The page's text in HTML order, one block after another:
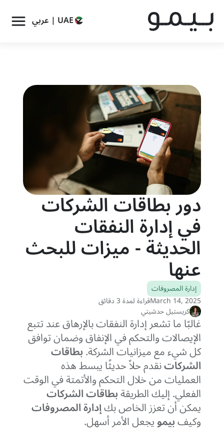
UAE | عربي
دور بطاقات الشركات
في إدارة النفقات
الحديثة - ميزات للبحث
عنها
إدارة المصروفات
March 14, 2025قراءة لمدة 3 دقائق
كريستيل حدشيتي
غالبًا ما تشعر إدارة النفقات بالإرهاق عند تتبع
الإيصالات والتحكم في الإنفاق وضمان توافق
كل شيء مع ميزانيات الشركة.بطاقات
الشركاتنقدم حلاً حديثًا يبسط هذه
العمليات من خلال التحكم والأتمتة في الوقت
الفعلي. إليك الطريقةبطاقات الشركات
يمكن أن تعزز الخاص بكإدارة المصروفات
وكيفبيمويجعل الأمر أسهل.